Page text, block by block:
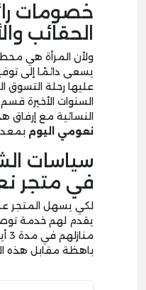
خصومات
الحقائب
ولأن المرأة هي
يسعى دائمًا إلى
عليها رحلة التسوق
السنوات الأخيرة
النسائية مع إرفاق
نعومي اليوم بمعدل
سياسات
في متجر
لكي يسهل المتجر
يقدم لهم خدمة
باهظة مقابل هذه